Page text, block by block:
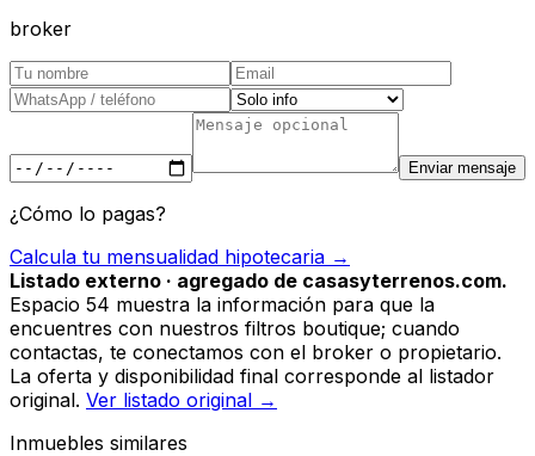
broker
Enviar mensaje
¿Cómo lo pagas?
Calcula tu mensualidad hipotecaria →
Listado externo · agregado de casasyterrenos.com.
Espacio 54 muestra la información para que la
encuentres con nuestros filtros boutique; cuando
contactas, te conectamos con el broker o propietario.
La oferta y disponibilidad final corresponde al listador
original. Ver listado original →
Inmuebles similares